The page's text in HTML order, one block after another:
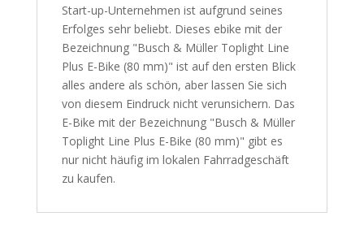
Start-up-Unternehmen ist aufgrund seines
Erfolges sehr beliebt. Dieses ebike mit der
Bezeichnung "Busch & Müller Toplight Line
Plus E-Bike (80 mm)" ist auf den ersten Blick
alles andere als schön, aber lassen Sie sich
von diesem Eindruck nicht verunsichern. Das
E-Bike mit der Bezeichnung "Busch & Müller
Toplight Line Plus E-Bike (80 mm)" gibt es
nur nicht häufig im lokalen Fahrradgeschäft
zu kaufen.